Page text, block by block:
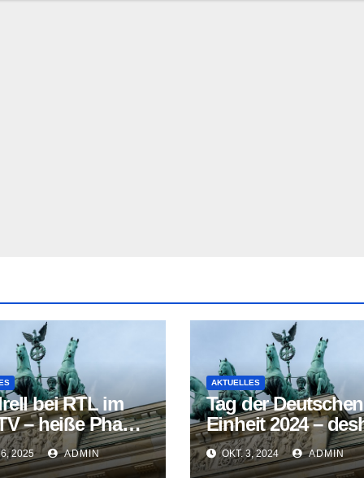
bei RTL im
– heiße Phase
2025 ADMIN
AKTUELLES
Tag der Deutschen
Einheit 2024 –
ist dieser Tag so
wichtig
OKT. 3, 2024 ADMIN